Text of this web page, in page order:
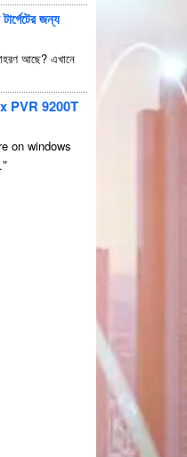
জন্য
আছে? এখানে
PVR 9200T
on windows
”